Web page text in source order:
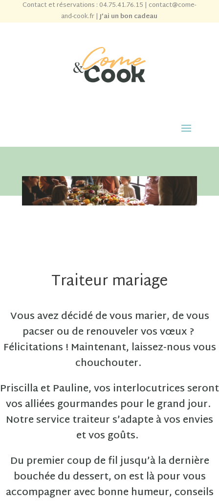
Contact et réservations : 04.75.41.76.15 | contact@come-
and-cook.fr|J’ai un bon cadeau
Traiteur mariage
Vous avez décidé de vous marier, de vous
pacser ou de renouveler vos vœux ?
Félicitations ! Maintenant, laissez-nous vous
chouchouter.
Priscilla et Pauline, vos interlocutrices seront
vos alliées gourmandes pour le grand jour.
Notre service traiteur s’adapte à vos envies
et vos goûts.
Du premier coup de fil jusqu’à la dernière
bouchée du dessert, on est là pour vous
accompagner avec bonne humeur, conseils